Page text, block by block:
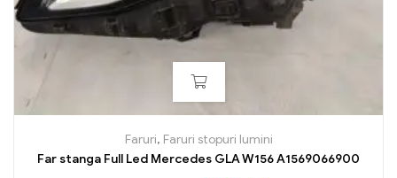
Faruri, Faruri stopuri lumini
Far stanga Full Led Mercedes GLA W156 A1569066900